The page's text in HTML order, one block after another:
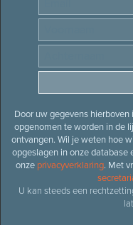
Door uw gegevens
opgenomen te worden in de
ontvangen. Wil je weten hoe
opgeslagen in onze database
onze privacyverklaring. Met
U kan steeds een